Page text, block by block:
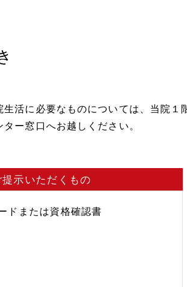
生活に必要なものについては、当院
ー窓口へお越しください。
提示いただくもの
ドまたは資格確認書